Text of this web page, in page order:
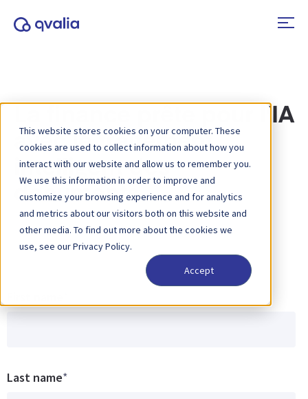
This website stores cookies on your computer. These
cookies are used to collect information about how you
interact with our website and allow us to remember you.
We use this information in order to improve and
customize your browsing experience and for analytics
and metrics about our visitors both on this website and
other media. To find out more about the cookies we
use, see our Privacy Policy.
Accept
La finance prête pour l'IA
avec le traitement
intelligent des
documents
Last name*